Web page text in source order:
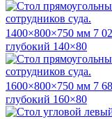
1400×800×750 мм 7
глубокий 140×80
1600×800×750 мм 7
глубокий 160×80